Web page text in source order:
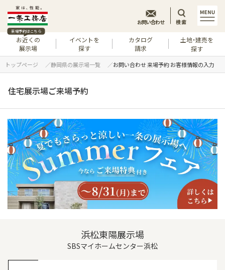
来場予約はこちら
お近くの
展示場
イベントを
探す
カタログ
請求
土地・建売を
探す
お問い合わせ 検索
トップページ 静岡県の展示場一覧 お問い合わせ 来場予約 お客様情報の入力
住宅展示場ご来場予約
浜松東陽展示場
SBSマイホームセンター浜松